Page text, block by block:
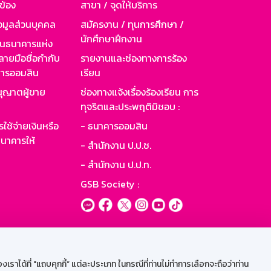
ได้ที่ "แถบคุกกี้” แต่ละประเภท ในกรณีที่ท่านไม่ทำการเลือกจะถือว่าท่าน
อง
มูลส่วนบุคคล
นาคารแห่ง
ายมือชื่อกำกับ
รออมสิน
ญาตผู้ขาย
ช้จ่ายเงินหรือ
คารให้
สาขา / จุดให้บริการ
สมัครงาน / ทุนการศึกษา /
นักศึกษาฝึกงาน
รายงานและช่องทางการร้อง
เรียน
ช่องทางแจ้งเรื่องร้องเรียน การ
ทุจริตและประพฤติมิชอบ :
- ธนาคารออมสิน
- สำนักงาน ป.ป.ช.
- สำนักงาน ป.ป.ท.
GSB Society :